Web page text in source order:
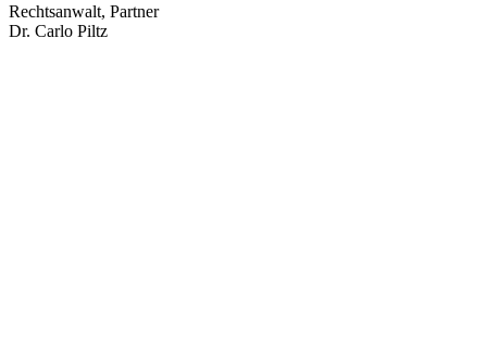
Rechtsanwalt, Partner
Dr. Carlo Piltz